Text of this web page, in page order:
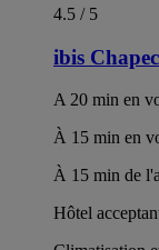
4.5 / 5
ibis
A 20 min en
À 15 min en
À 15 min de
Hôtel